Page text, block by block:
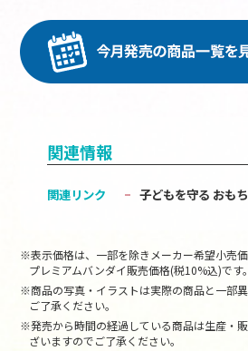
関連情報
関連リンク 子どもを守る おも
※表示価格は、一部を除きメーカー希望小売価
プレミアムバンダイ販売価格(税10%込)です。
※商品の写真・イラストは実際の商品と一部
ご了承ください。
※発売から時間の経過している商品は生産・
ざいますのでご了承ください。